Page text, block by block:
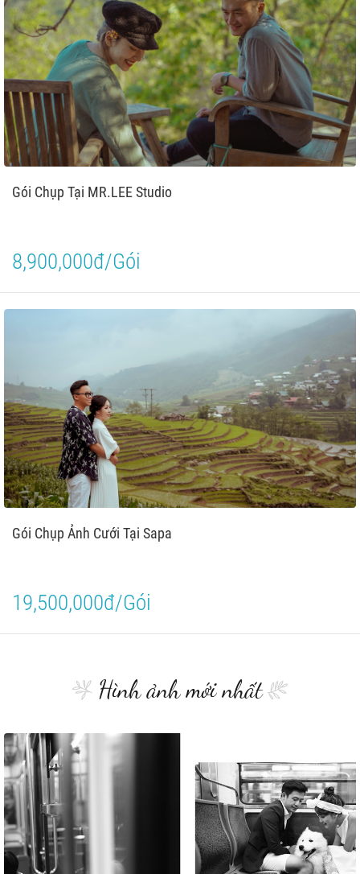
Gói Chụp Tại MR.LEE Studio
8,900,000đ/Gói
Gói Chụp Ảnh Cưới Tại Sapa
19,500,000đ/Gói
Hình ảnh mới nhất